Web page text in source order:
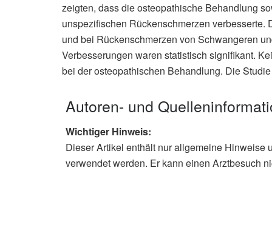
zeigten, dass die osteopathische Behandlung
unspezifischen Rückenschmerzen
und bei Rückenschmerzen von Schwangeren
Verbesserungen waren statistisch signifikant.
bei der osteopathischen Behandlung. Die
Autoren- und
Wichtiger Hinweis:
Dieser Artikel enthält nur allgemeine Hinweise
verwendet werden. Er kann einen Arztbesuch